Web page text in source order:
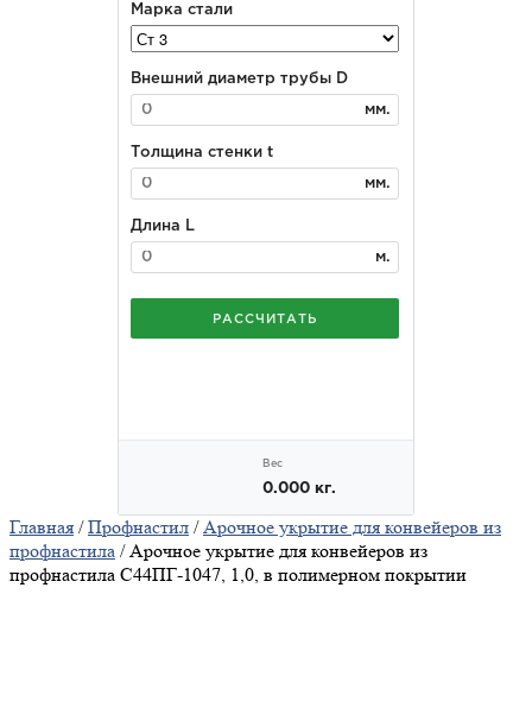
Главная /Профнастил /Арочное укрытие для конвейеров из
профнастила / Арочное укрытие для конвейеров из
профнастила С44ПГ-1047, 1,0, в полимерном покрытии